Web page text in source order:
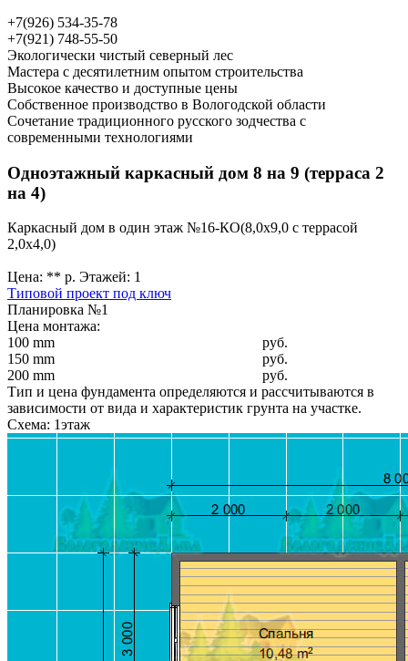
+7(926) 534-35-78
+7(921) 748-55-50
Экологически чистый северный лес
Мастера с десятилетним опытом строительства
Высокое качество и доступные цены
Собственное производство в Вологодской области
Сочетание традиционного русского зодчества с
современными технологиями
Одноэтажный каркасный дом 8 на 9 (терраса 2
на 4)
Каркасный дом в один этаж №16-КО(8,0х9,0 с террасой
2,0х4,0)
Цена: ** р. Этажей: 1
Типовой проект под ключ
Планировка №1
Цена монтажа:
100 mm
руб.
150 mm
руб.
200 mm
руб.
Тип и цена фундамента определяются и рассчитываются в
зависимости от вида и характеристик грунта на участке.
Схема: 1этаж